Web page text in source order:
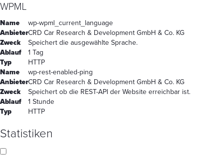
WPML
Name
wp-wpml_current_language
AnbieterCRD Car Research & Development GmbH & Co. KG
Zweck
Speichert die ausgewählte Sprache.
Ablauf
1 Tag
Typ
HTTP
Name
wp-rest-enabled-ping
AnbieterCRD Car Research & Development GmbH & Co. KG
Zweck
Speichert ob die REST-API der Website erreichbar ist.
Ablauf
1 Stunde
Typ
HTTP
Statistiken